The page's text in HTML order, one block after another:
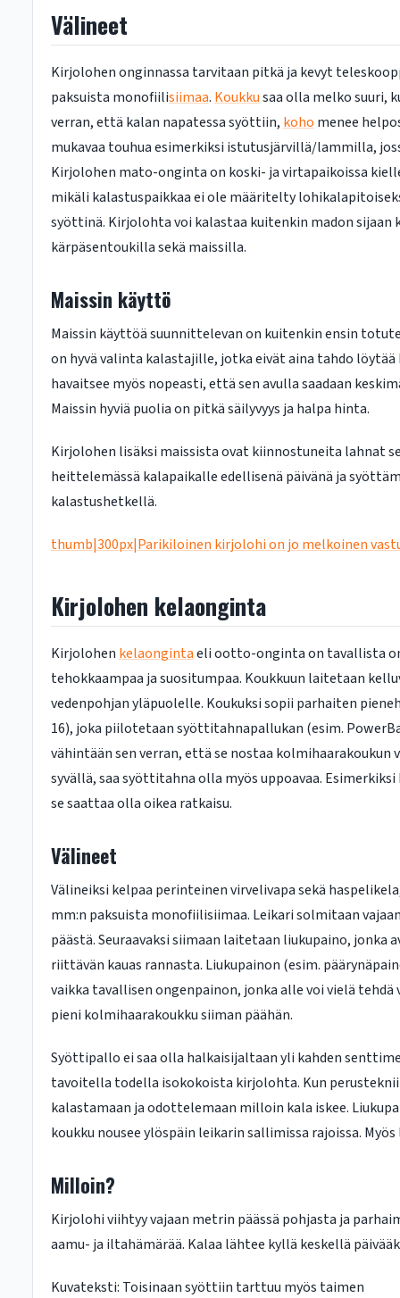
Välineet
Kirjolohen onginnassa tarvitaan pitkä ja kevyt
paksuista monofiilisiimaa. Koukkusaa olla melko suuri,
verran, että kalan napatessa syöttiin, koho menee
mukavaa touhua esimerkiksi istutusjärvillä/lammilla,
Kirjolohen mato-onginta on koski- ja virtapaikoissa
mikäli kalastuspaikkaa ei ole määritelty
syöttinä. Kirjolohta voi kalastaa kuitenkin madon
kärpäsentoukilla sekä maissilla.
Maissin käyttö
Maissin käyttöä suunnittelevan on kuitenkin ensin
on hyvä valinta kalastajille, jotka eivät aina tahdo
havaitsee myös nopeasti, että sen avulla saadaan
Maissin hyviä puolia on pitkä säilyvyys ja halpa hinta.
Kirjolohen lisäksi maissista ovat kiinnostuneita lahnat
heittelemässä kalapaikalle edellisenä päivänä ja
kalastushetkellä.
thumb|300px|Parikiloinen kirjolohi on jo melkoinen
Kirjolohen kelaonginta
Kirjolohen kelaongintaeli ootto-onginta on tavallista
tehokkaampaa ja suositumpaa. Koukkuun laitetaan
vedenpohjan yläpuolelle. Koukuksi sopii parhaiten
16), joka piilotetaan syöttitahnapallukan (esim.
vähintään sen verran, että se nostaa kolmihaarakoukun
syvällä, saa syöttitahna olla myös uppoavaa.
se saattaa olla oikea ratkaisu.
Välineet
Välineiksi kelpaa perinteinen virvelivapa sekä
mm:n paksuista monofiilisiimaa. Leikari solmitaan
päästä. Seuraavaksi siimaan laitetaan liukupaino, jonka
riittävän kauas rannasta. Liukupainon (esim.
vaikka tavallisen ongenpainon, jonka alle voi vielä
pieni kolmihaarakoukku siiman päähän.
Syöttipallo ei saa olla halkaisijaltaan yli kahden
tavoitella todella isokokoista kirjolohta. Kun
kalastamaan ja odottelemaan milloin kala iskee.
koukku nousee ylöspäin leikarin sallimissa rajoissa.
Milloin?
Kirjolohi viihtyy vajaan metrin päässä pohjasta ja
aamu- ja iltahämärää. Kalaa lähtee kyllä keskellä
Kuvateksti: Toisinaan syöttiin tarttuu myös taimen